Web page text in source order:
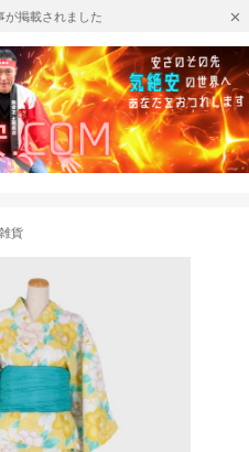
が掲載されました
貨